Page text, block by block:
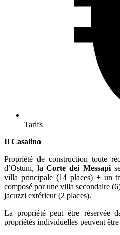
Tarifs
Il Casalino
Propriété de construction toute
d’Ostuni, laCorte dei Messapi
villa principale (14 places) + un
composé par une villa secondaire
jacuzzi extérieur (2 places).
La propriété peut être réservée
propriétés individuelles peuvent